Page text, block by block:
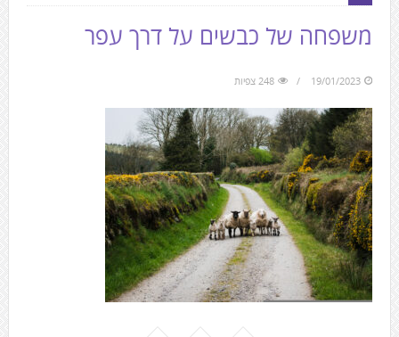
Enter
to
skip
to
the
next
area
משפחה של כבשים על דרך עפר
19/01/2023 248 צפיות